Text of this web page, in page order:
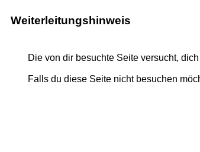
Weiterleitungshinweis
Die von dir besuchte Seite versucht,
Falls du diese Seite nicht besuchen